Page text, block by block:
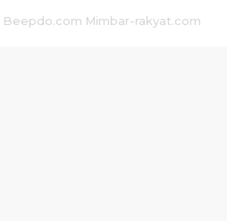
Beepdo.com Mimbar-rakyat.com